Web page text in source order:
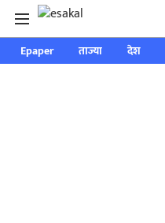
Epaper ताज्या देश